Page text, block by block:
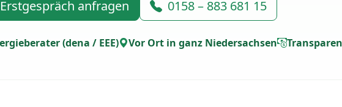
anfragen 0158 – 883 681 15
(dena / EEE) Vor Ort in ganz Niedersachsen